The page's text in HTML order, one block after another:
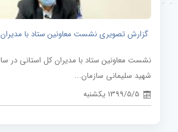
گزارش تصویری نشست معاونین ستاد با
نشست معاونین ستاد با مدیران کل استانی در
شهید سلیمانی سازمان...
1399/5/5 یکشنبه